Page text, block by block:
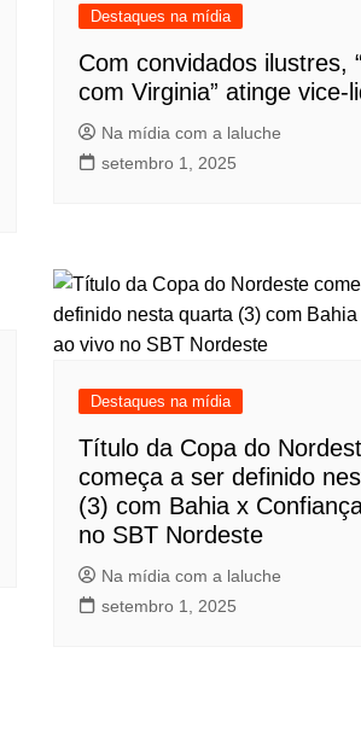
Destaques na mídia
Com convidados ilustres,
com Virginia” atinge vice-
Na mídia com a laluche
setembro 1, 2025
Destaques na mídia
Título da Copa do
começa a ser definido
(3) com Bahia x
no SBT Nordeste
Na mídia com a laluche
setembro 1, 2025